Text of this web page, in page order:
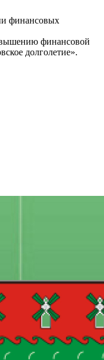
финансовых
финансовой
долголетие».